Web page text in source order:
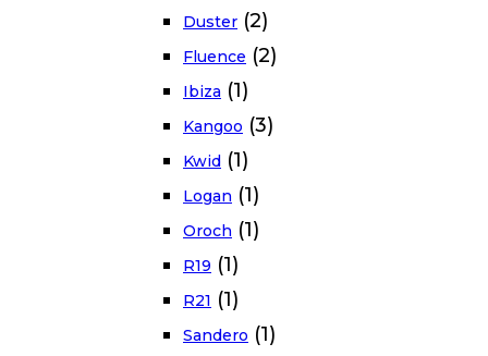
Duster (2)
Fluence (2)
Ibiza (1)
Kangoo (3)
Kwid (1)
Logan (1)
Oroch (1)
R19 (1)
R21 (1)
Sandero (1)